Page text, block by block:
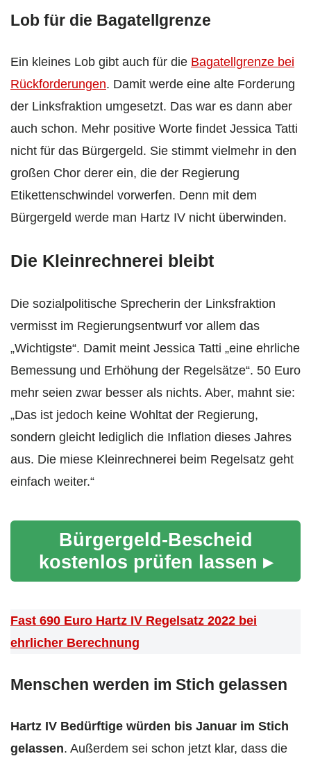
Lob für die Bagatellgrenze
Ein kleines Lob gibt auch für die Bagatellgrenze bei
Rückforderungen. Damit werde eine alte Forderung
der Linksfraktion umgesetzt. Das war es dann aber
auch schon. Mehr positive Worte findet Jessica Tatti
nicht für das Bürgergeld. Sie stimmt vielmehr in den
großen Chor derer ein, die der Regierung
Etikettenschwindel vorwerfen. Denn mit dem
Bürgergeld werde man Hartz IV nicht überwinden.
Die Kleinrechnerei bleibt
Die sozialpolitische Sprecherin der Linksfraktion
vermisst im Regierungsentwurf vor allem das
„Wichtigste“. Damit meint Jessica Tatti „eine ehrliche
Bemessung und Erhöhung der Regelsätze“. 50 Euro
mehr seien zwar besser als nichts. Aber, mahnt sie:
„Das ist jedoch keine Wohltat der Regierung,
sondern gleicht lediglich die Inflation dieses Jahres
aus. Die miese Kleinrechnerei beim Regelsatz geht
einfach weiter.“
Bürgergeld-Bescheid
kostenlos prüfen lassen ▸
Fast 690 Euro Hartz IV Regelsatz 2022 bei
ehrlicher Berechnung
Menschen werden im Stich gelassen
Hartz IV Bedürftige würden bis Januar im Stich
gelassen. Außerdem sei schon jetzt klar, dass die